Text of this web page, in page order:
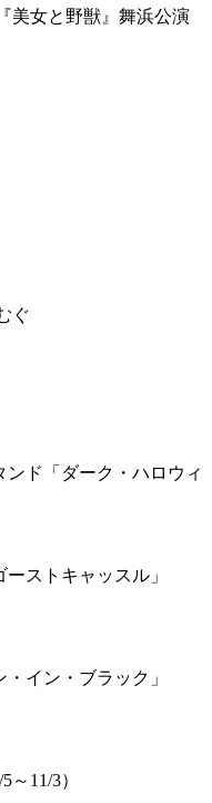
美女と野獣』舞浜公演
ぐ
ド「ダーク・ハロウィ
ストキャッスル」
イン・ブラック」
11/3）